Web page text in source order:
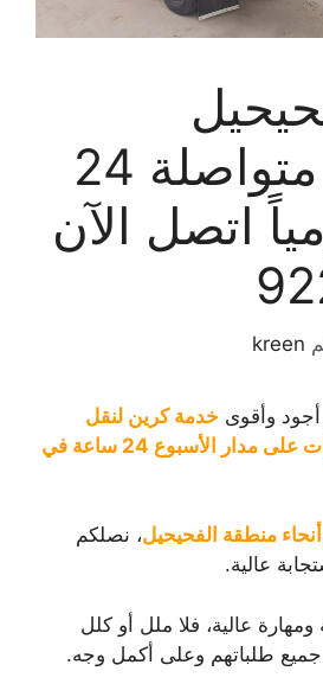
بخدمات متواصلة 24
اتصل الآن
kreen
وأقوى خدمة كرين لنقل
وسحب وإنقاذ السيارات على مدار الأسبوع 24 ساعة في
منطقة الفحيحيل، نصلكم
عالية.
عالية، فلا ملل أو كلل
جميع طلباتهم وعلى أكمل وجه.